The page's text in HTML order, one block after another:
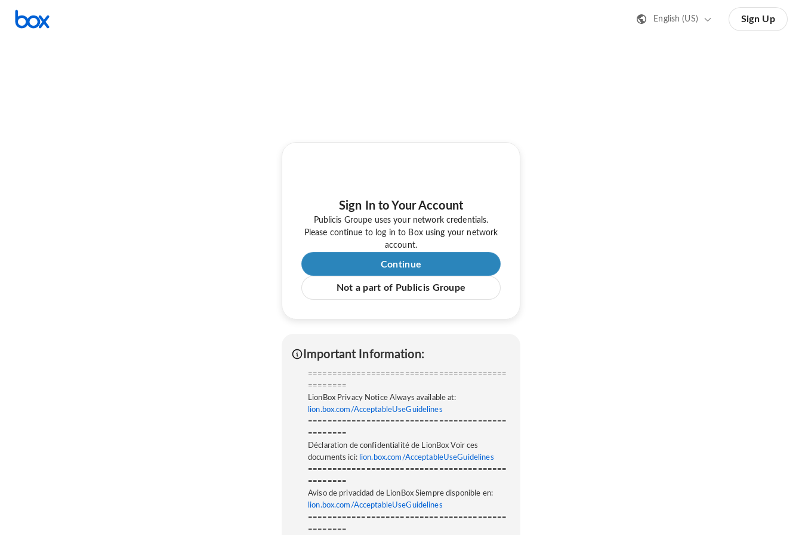
English (US) Sign Up
Sign In to Your Account
Publicis Groupe uses your network credentials.
Please continue to log in to Box using your network
account.
Continue
Not a part of Publicis Groupe
Important Information:
=========================================
========
LionBox Privacy Notice Always available at:
lion.box.com/AcceptableUseGuidelines
=========================================
========
Déclaration de confidentialité de LionBox Voir ces
documents ici: lion.box.com/AcceptableUseGuidelines
=========================================
========
Aviso de privacidad de LionBox Siempre disponible en:
lion.box.com/AcceptableUseGuidelines
=========================================
========